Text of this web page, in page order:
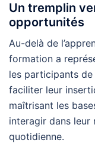
Un tremplin
opportunités
Au-delà de
formation a
les participants
faciliter leur
maîtrisant les
interagir dans leur
quotidienne.